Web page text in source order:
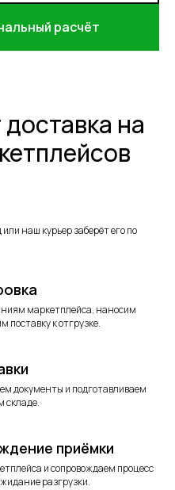
расчёт
на
наш курьер заберёт его по
маркетплейса, наносим
поставку к отгрузке.
документы и подготавливаем
складе.
приёмки
и сопровождаем процесс
разгрузки.